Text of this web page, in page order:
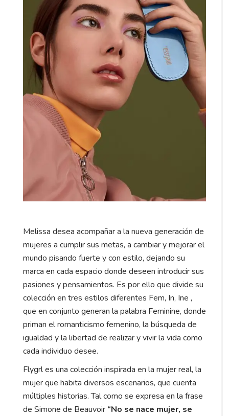
Melissa desea acompañar a la nueva generación de
mujeres a cumplir sus metas, a cambiar y mejorar el
mundo pisando fuerte y con estilo, dejando su
marca en cada espacio donde deseen introducir sus
pasiones y pensamientos. Es por ello que divide su
colección en tres estilos diferentes Fem, In, Ine ,
que en conjunto generan la palabra Feminine, donde
priman el romanticismo femenino, la búsqueda de
igualdad y la libertad de realizar y vivir la vida como
cada individuo desee.
Flygrl es una colección inspirada en la mujer real, la
mujer que habita diversos escenarios, que cuenta
múltiples historias. Tal como se expresa en la frase
de Simone de Beauvoir “No se nace mujer, se